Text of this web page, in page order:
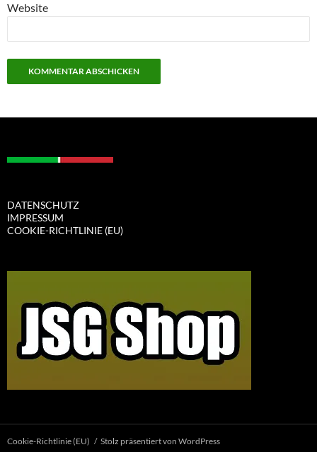
Website
DATENSCHUTZ
IMPRESSUM
COOKIE-RICHTLINIE (EU)
Cookie-Richtlinie (EU) Stolz präsentiert von WordPress